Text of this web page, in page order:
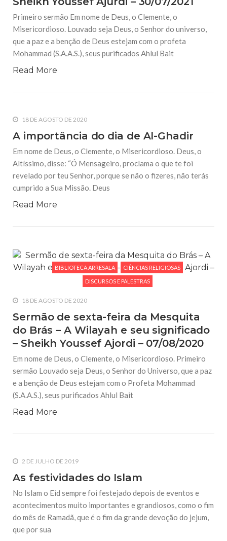
10 DE NOVEMBRO DE 2013
Falecimento do Imam Ali Ibn Al-Hussein
(A.S.)
Em nome de Deus, o Clemente, o Misericordioso! Diante da
data em que relembramos o martírio do quarto Imam dos
muçulmanos, o Imam Ali Ibn Al-Hussein Ibn Ali Ibn Abi Táleb
(A.S.), conhecido por “Zein Al-Ábidin” (Formosura
ministro das Relações Exteriores da
República Islâmica do Irã
Na noite da quinta-feira, 03 de Abril, o Centro Islâmico no
Brasil recebeu em sua sede, em São Paulo, o ex-ministro das
Relações Exteriores da República Islâmica do Irã, Sr. Kamal
Kharrazi, que encontra-se visitando
Primeiro sermão Em nome de Deus, o Clemente, o
Misericordioso. Louvado seja Deus, o Senhor do universo,
que a paz e a benção de Deus estejam com o profeta
Mohammad (S.A.A.S.), seus purificados Ahlul Bait
Read More
18 DE AGOSTO DE 2020
A importância do dia de Al-Ghadir
Em nome de Deus, o Clemente, o Misericordioso. Deus, o
Altíssimo, disse: “Ó Mensageiro, proclama o que te foi
revelado por teu Senhor, porque se não o fizeres, não terás
cumprido a Sua Missão. Deus
Read More
BIBLIOTECA ARRESALA CIÊNCIAS RELIGIOSAS
DISCURSOS E PALESTRAS
18 DE AGOSTO DE 2020
Sermão de sexta-feira da Mesquita
do Brás – A Wilayah e seu significado
– Sheikh Youssef Ajordi – 07/08/2020
Em nome de Deus, o Clemente, o Misericordioso. Primeiro
sermão Louvado seja Deus, o Senhor do Universo, que a paz
e a benção de Deus estejam com o Profeta Mohammad
(S.A.A.S.), seus purificados Ahlul Bait
Read More
2 DE JULHO DE 2019
As festividades do Islam
No Islam o Eid sempre foi festejado depois de eventos e
acontecimentos muito importantes e grandiosos, como o fim
do mês de Ramadã, que é o fim da grande devoção do jejum,
que por sua